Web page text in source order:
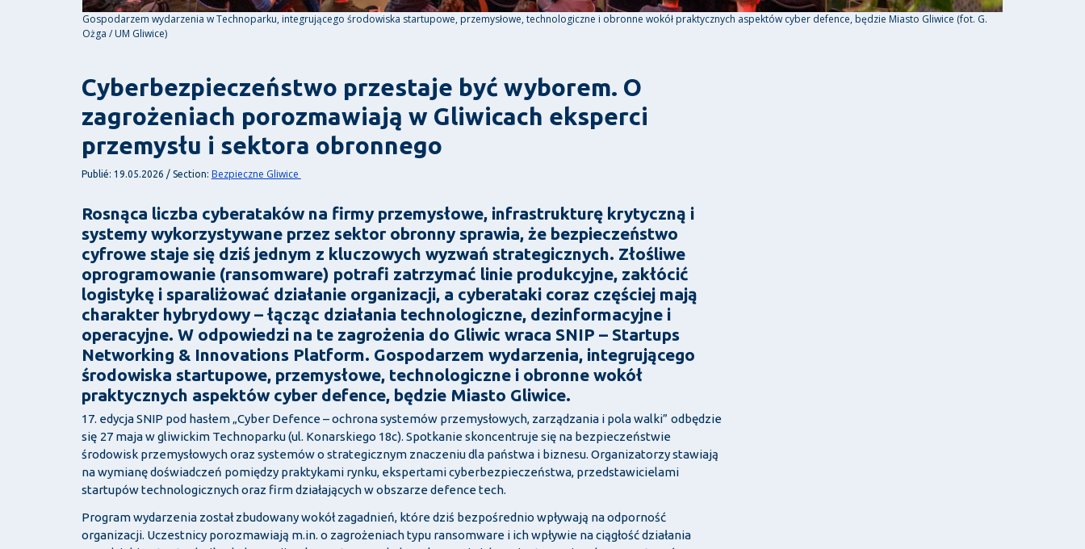
Gospodarzem wydarzenia w Technoparku, integrującego środowiska startupowe, przemysłowe, technologiczne i obronne wokół praktycznych aspektów cyber defence, będzie Miasto Gliwice (fot. G.
Ożga / UM Gliwice)
Cyberbezpieczeństwo przestaje być wyborem. O
zagrożeniach porozmawiają w Gliwicach eksperci
przemysłu i sektora obronnego
Publié: 19.05.2026 / Section: Bezpieczne Gliwice
Rosnąca liczba cyberataków na firmy przemysłowe, infrastrukturę krytyczną i
systemy wykorzystywane przez sektor obronny sprawia, że bezpieczeństwo
cyfrowe staje się dziś jednym z kluczowych wyzwań strategicznych. Złośliwe
oprogramowanie (ransomware) potrafi zatrzymać linie produkcyjne, zakłócić
logistykę i sparaliżować działanie organizacji, a cyberataki coraz częściej mają
charakter hybrydowy – łącząc działania technologiczne, dezinformacyjne i
operacyjne. W odpowiedzi na te zagrożenia do Gliwic wraca SNIP – Startups
Networking & Innovations Platform. Gospodarzem wydarzenia, integrującego
środowiska startupowe, przemysłowe, technologiczne i obronne wokół
praktycznych aspektów cyber defence, będzie Miasto Gliwice.
17. edycja SNIP pod hasłem „Cyber Defence – ochrona systemów przemysłowych, zarządzania i pola walki” odbędzie
się 27 maja w gliwickim Technoparku (ul. Konarskiego 18c). Spotkanie skoncentruje się na bezpieczeństwie
środowisk przemysłowych oraz systemów o strategicznym znaczeniu dla państwa i biznesu. Organizatorzy stawiają
na wymianę doświadczeń pomiędzy praktykami rynku, ekspertami cyberbezpieczeństwa, przedstawicielami
startupów technologicznych oraz firm działających w obszarze defence tech.
Program wydarzenia został zbudowany wokół zagadnień, które dziś bezpośrednio wpływają na odporność
organizacji. Uczestnicy porozmawiają m.in. o zagrożeniach typu ransomware i ich wpływie na ciągłość działania